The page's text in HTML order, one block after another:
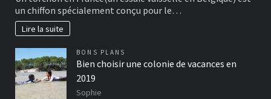
un chiffon spécialement conçu pour le…
Lire la suite
BONS PLANS
Bien choisir une colonie de vacances en
2019
Sophie